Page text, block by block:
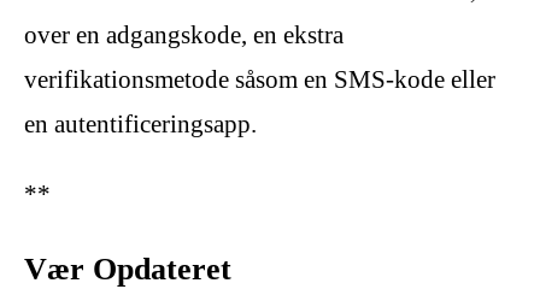
over en adgangskode, en ekstra
verifikationsmetode såsom en SMS-kode eller
en autentificeringsapp.
**
Vær Opdateret